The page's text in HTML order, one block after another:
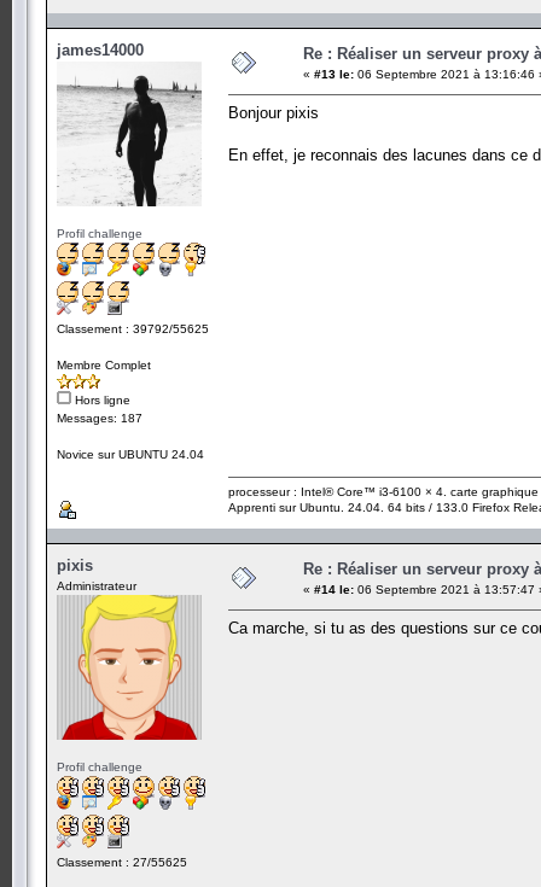
james14000
Profil challenge
Classement : 39792/55625
Membre Complet
Hors ligne
Messages: 187
Novice sur UBUNTU 24.04
Re : Réaliser un serveur proxy
« #13 le: 06 Septembre 2021 à 13:16:46
Bonjour pixis
En effet, je reconnais des lacunes dans
processeur : Intel® Core™ i3-6100 × 4. carte
Apprenti sur Ubuntu. 24.04. 64 bits / 133.0 Firefox
pixis
Administrateur
Profil challenge
Classement : 27/55625
Re : Réaliser un serveur proxy
« #14 le: 06 Septembre 2021 à 13:57:47
Ca marche, si tu as des questions sur ce